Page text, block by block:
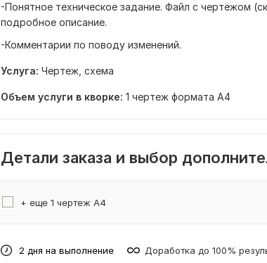
-Понятное техническое задание. Файл с чертёжом
подробное описание.
-Комментарии по поводу изменений.
Услуга: Чертеж, схема
Объем услуги в кворке: 1 чертеж формата А4
Детали заказа и выбор
+ еще 1 чертеж А4
2 дня на выполнение Доработка до 100%